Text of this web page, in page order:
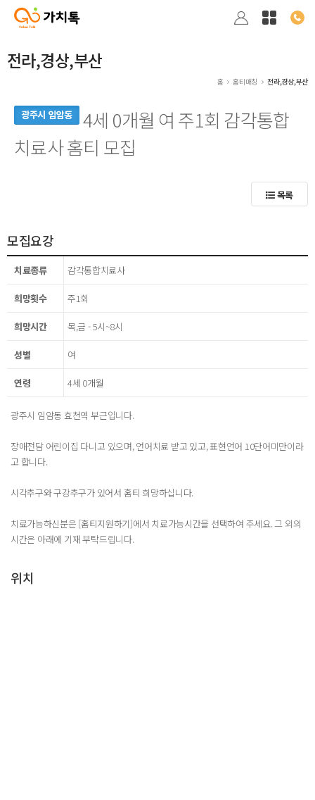
전라,경상,부산
홈 홈티매칭 전라,경상,부산
광주시 임암동
4세 0개월 여 주1회 감각통합
치료사 홈티 모집
목록
모집요강
치료종류 감각통합치료사
희망횟수 주1회
희망시간 목,금 - 5시~8시
성별 여
연령 4세 0개월
광주시 임암동 효천역 부근입니다.
장애전담 어린이집 다니고 있으며, 언어치료 받고 있고, 표현언어 10단어미만이라
고 합니다.
시각추구와 구강추구가 있어서 홈티 희망하십니다.
치료가능하신분은 [홈티지원하기]에서 치료가능시간을 선택하여 주세요. 그 외의
시간은 아래에 기재 부탁드립니다.
위치